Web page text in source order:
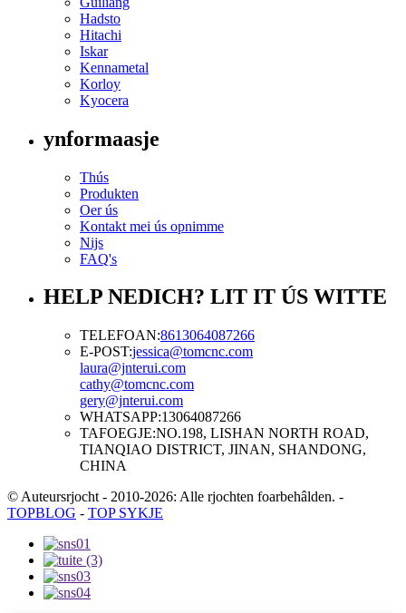
Hadsto
Hitachi
Iskar
Kennametal
Korloy
Kyocera
ynformaasje
Thús
Produkten
Oer ús
Kontakt mei ús opnimme
Nijs
FAQ's
HELP NEDICH? LIT IT ÚS WITTE
TELEFOAN:8613064087266
E-POST:jessica@tomcnc.com
laura@jnterui.com
cathy@tomcnc.com
gery@jnterui.com
WHATSAPP:13064087266
TAFOEGJE:NO.198, LISHAN NORTH ROAD,
TIANQIAO DISTRICT, JINAN, SHANDONG,
CHINA
© Auteursrjocht - 2010-2026: Alle rjochten foarbehâlden. -
TOPBLOG - TOP SYKJE